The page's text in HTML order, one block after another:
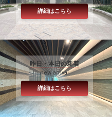
詳細はこちら
昨日・本日の新着
new arrival
詳細はこちら